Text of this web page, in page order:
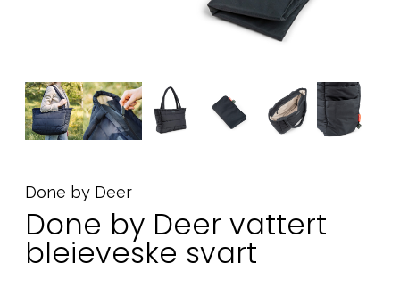
Done by Deer
Done by Deer vattert
bleieveske svart
Våre favoritter
Sol og bading
Veiledning
Kontakt oss på